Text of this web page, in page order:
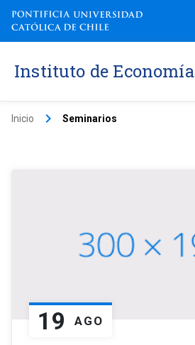
Instituto de Economía
Inicio keyboard_arrow_right Seminarios
19 AGO